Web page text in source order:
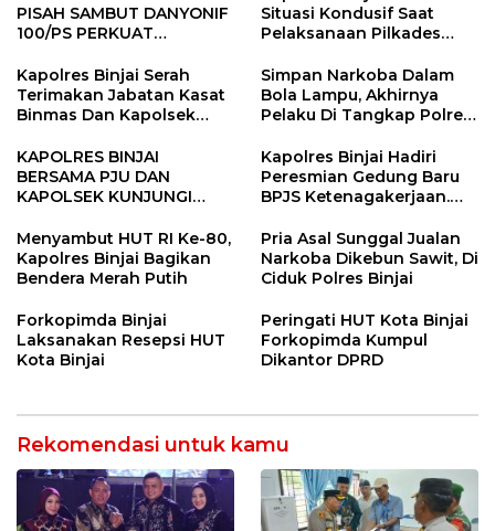
PISAH SAMBUT DANYONIF
100/PS PERKUAT
Situasi Kondusif Saat
Pelaksanaan Pilkades
Kapolres Binjai Serah
Terimakan Jabatan Kasat
Binmas Dan Kapolsek
Simpan Narkoba Dalam
Bola Lampu, Akhirnya
Pelaku Di Tangkap Polres
KAPOLRES BINJAI
BERSAMA PJU DAN
KAPOLSEK KUNJUNGI
BINJAI
Kapolres Binjai Hadiri
Peresmian Gedung Baru
BPJS Ketenagakerjaan.
Menyeluruh bagi Pekerja”
Menyambut HUT RI Ke-80,
Kapolres Binjai Bagikan
Bendera Merah Putih
Pria Asal Sunggal Jualan
Narkoba Dikebun Sawit, Di
Ciduk Polres Binjai
Forkopimda Binjai
Laksanakan Resepsi HUT
Kota Binjai
Peringati HUT Kota Binjai
Forkopimda Kumpul
Dikantor DPRD
Rekomendasi untuk kamu